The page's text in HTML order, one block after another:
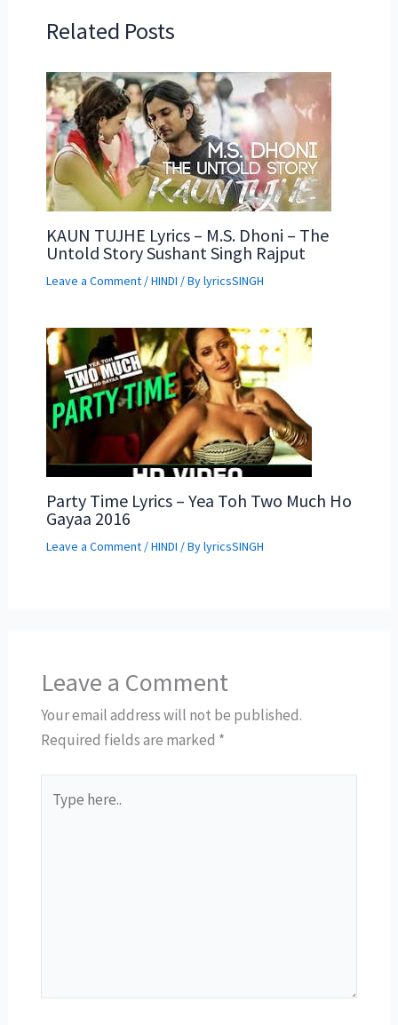
Related Posts
KAUN TUJHE Lyrics – M.S. Dhoni – The
Untold Story Sushant Singh Rajput
Leave a Comment /HINDI / BylyricsSINGH
Party Time Lyrics – Yea Toh Two Much Ho
Gayaa 2016
Leave a Comment /HINDI / BylyricsSINGH
Leave a Comment
Your email address will not be published.
Required fields are marked *
here..